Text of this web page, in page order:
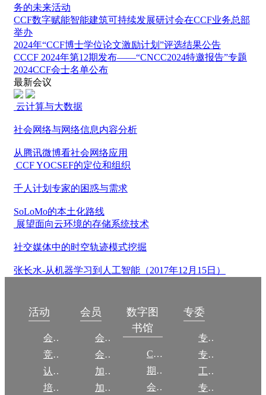
务的未来活动
CCF数字赋能智能建筑可持续发展研讨会在CCF业务总部
举办
2024年“CCF博士学位论文激励计划”评选结果公告
CCCF 2024年第12期发布——“CNCC2024特邀报告”专题
2024CCF会士名单公布
最新会议
云计算与大数据
社会网络与网络信息内容分析
从腾讯微博看社会网络应用
CCF YOCSEF的定位和组织
千人计划专家的困惑与需求
SoLoMo的本土化路线
展望面向云环境的存储系统技术
社交媒体中的时空轨迹模式挖掘
张长水-从机器学习到人工智能（2017年12月15日）
活动
会议
竞赛
认证
培训
会员
会员简介
会员权益
加入CCF
加入CCF
数字图
书馆
CCCF
期刊
会议
专委
专委简介
专委条例
工作问答
专委名单